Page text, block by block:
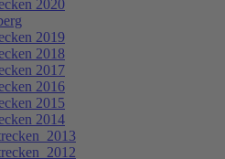
2020
2019
2018
2017
2016
2015
2014